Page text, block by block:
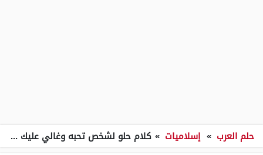
حلم العرب » إسلاميات » كلام حلو لشخص تحبه وغالي عليك كتير